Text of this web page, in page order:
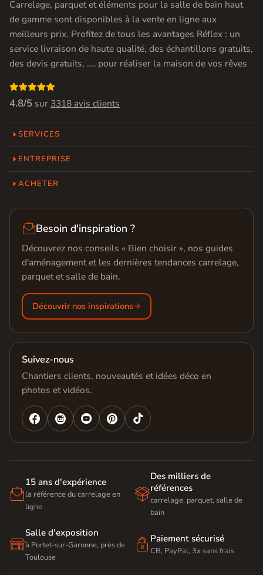
Carrelage, parquet et éléments pour la salle de bain haut
de gamme sont disponibles à la vente en ligne aux
meilleurs prix. Profitez de tous les avantages Réflex : un
service livraison de haute qualité, des échantillons gratuits,
des devis gratuits, …. pour réaliser la maison de vos rêves

4.8/5 sur 3318 avis clients
SERVICES
ENTREPRISE
ACHETER
Besoin d'inspiration ?
Découvrez nos conseils « Bien choisir », nos guides
d'aménagement et les dernières tendances carrelage,
parquet et salle de bain.
Découvrir nos inspirations
Suivez-nous
Chantiers clients, nouveautés et idées déco en
photos et vidéos.
   

15 ans d'expérience
la référence du carrelage en
ligne

Des milliers de
références
carrelage, parquet, salle de
bain

Salle d'exposition
à Portet-sur-Garonne, près de
Toulouse
 Paiement sécurisé
CB, PayPal, 3x sans frais